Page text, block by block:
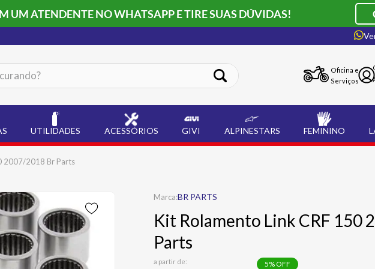
UM ATENDENTE NO WHATSAPP E TIRE SUAS DÚVIDAS!
Oficina e
Serviços
UTILIDADES ACESSÓRIOS GIVI ALPINESTARS FEMININO
2007/2018 Br Parts
BR PARTS
Kit Rolamento Link CRF 150
Parts
a partir de: 5% OFF